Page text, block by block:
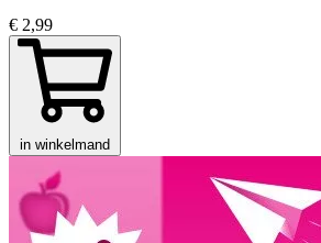
€ 2,99
in winkelmand